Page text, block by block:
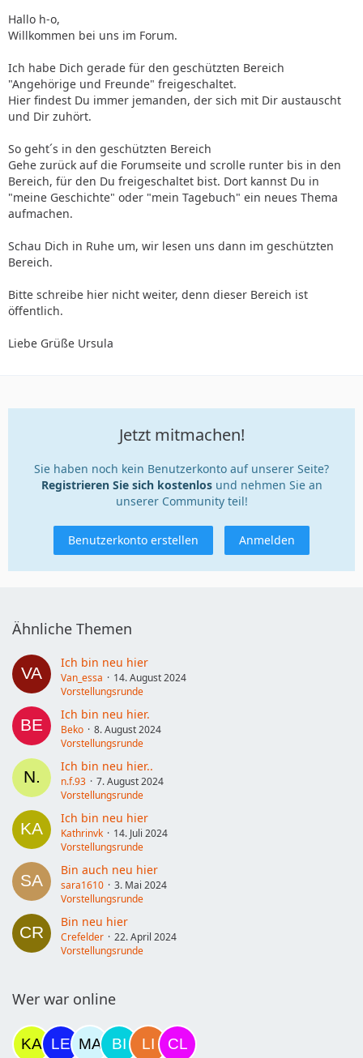
Hallo h-o,
Willkommen bei uns im Forum.
Ich habe Dich gerade für den geschützten Bereich
"Angehörige und Freunde" freigeschaltet.
Hier findest Du immer jemanden, der sich mit Dir austauscht
und Dir zuhört.
So geht´s in den geschützten Bereich
Gehe zurück auf die Forumseite und scrolle runter bis in den
Bereich, für den Du freigeschaltet bist. Dort kannst Du in
"meine Geschichte" oder "mein Tagebuch" ein neues Thema
aufmachen.
Schau Dich in Ruhe um, wir lesen uns dann im geschützten
Bereich.
Bitte schreibe hier nicht weiter, denn dieser Bereich ist
öffentlich.
Liebe Grüße Ursula
Jetzt mitmachen!
Sie haben noch kein Benutzerkonto auf unserer Seite?
Registrieren Sie sich kostenlosund nehmen Sie an
unserer Community teil!
Benutzerkonto erstellen Anmelden
Ähnliche Themen
Ich bin neu hier
Van_essa
14. August 2024
Vorstellungsrunde
Ich bin neu hier.
Beko
8. August 2024
Vorstellungsrunde
Ich bin neu hier..
n.f.93
7. August 2024
Vorstellungsrunde
Ich bin neu hier
Kathrinvk
14. Juli 2024
Vorstellungsrunde
Bin auch neu hier
sara1610
3. Mai 2024
Vorstellungsrunde
Bin neu hier
Crefelder
22. April 2024
Vorstellungsrunde
Wer war online